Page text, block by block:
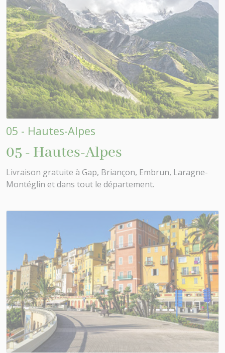
05 - Hautes-Alpes
05 - Hautes-Alpes
Livraison gratuite à Gap, Briançon, Embrun, Laragne-
Montéglin et dans tout le département.